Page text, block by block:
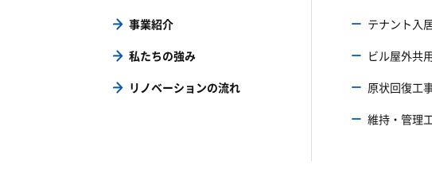
事業紹介
私たちの強み
リノベーションの流れ
テナント入
ビル屋外共
原状回復工
維持・管理